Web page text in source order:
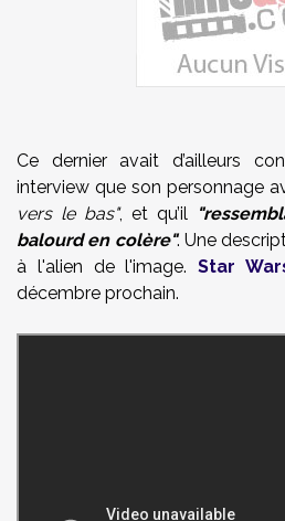
Ce dernier avait d’ailleurs
interview que son personnage
vers le bas", et qu’il
balourd en colère". Une
à l'alien de l'image.Star
décembre prochain.